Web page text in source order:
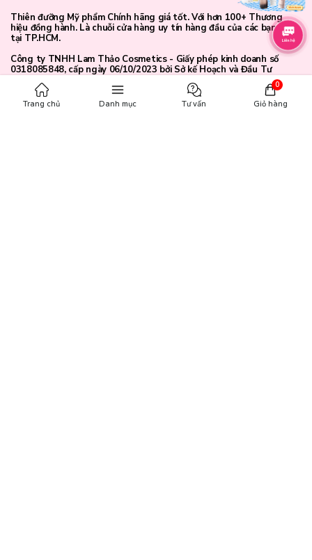
Thiên đưỡng Mỹ phẩm Chính hãng giá tốt. Với hơn 100+ Thương
hiệu đồng hành. Là chuỗi cửa hàng uy tín hàng đầu của các bạn trẻ
tại TP.HCM.
Công ty TNHH Lam Thảo Cosmetics - Giấy phép kinh doanh số
0318085848, cấp ngày 06/10/2023 bởi Sở kế Hoạch và Đầu Tư
Trang chủ Danh mục Tư vấn
0
Giỏ hàng